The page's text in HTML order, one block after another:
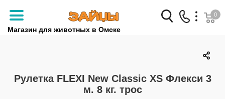
Магазин для животных в Омске
Заказать звонок
+7 (3812) 79-04-04
+7 (950) 959-88-32
0
Рулетка FLEXI New Classic XS Флекси 3
м. 8 кг. трос